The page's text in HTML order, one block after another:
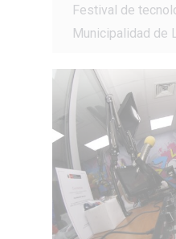
Festival de
Municipalidad de